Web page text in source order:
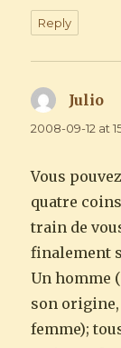
Reply
Julio
2008-09-12 at
Vous
quatre
train de
finalement
Un homme
son
femme);